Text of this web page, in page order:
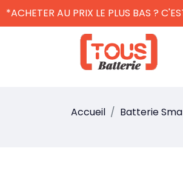
*ACHETER AU PRIX LE PLUS BAS ?
Accueil Batterie